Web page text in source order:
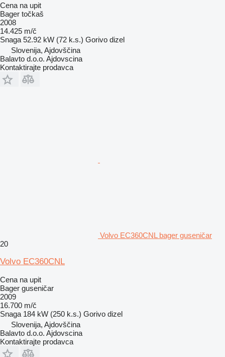
Cena na upit
Bager točkaš
2008
14.425 m/č
Snaga 52.92 kW (72 k.s.) Gorivo dizel
Slovenija, Ajdovščina
Balavto d.o.o. Ajdovscina
Kontaktirajte prodavca
Volvo EC360CNL bager guseničar
20
Volvo EC360CNL
Cena na upit
Bager guseničar
2009
16.700 m/č
Snaga 184 kW (250 k.s.) Gorivo dizel
Slovenija, Ajdovščina
Balavto d.o.o. Ajdovscina
Kontaktirajte prodavca